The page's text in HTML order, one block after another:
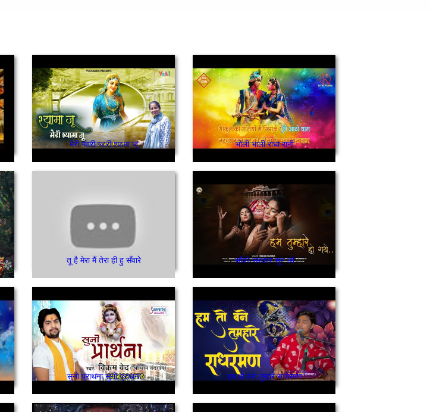
मेरी प्यारी प्यारी श्यामा जू भोली भाली राधा रानी
तू है मेरा मैं तेरा ही हु सँवारे साँवरे सरकार सुन लो
सुनो प्राथना सुनो प्राथना हम तो बने तुम्हारे राधारमण